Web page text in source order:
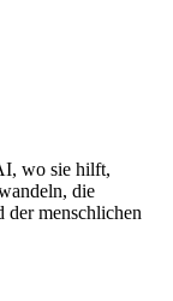
wo sie hilft,
die
menschlichen